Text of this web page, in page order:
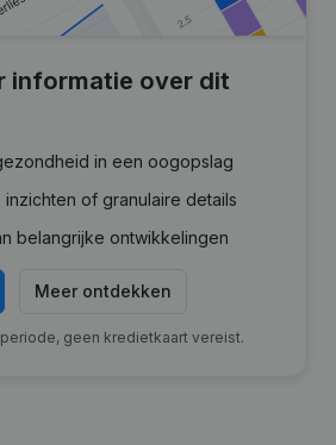
informatie over dit
in een oogopslag
of granulaire details
belangrijke ontwikkelingen
Meer ontdekken
geen kredietkaart vereist.